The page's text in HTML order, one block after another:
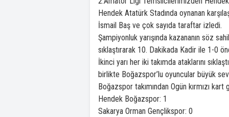
Hendek Atatürk Stadında oynanan
İsmail Baş ve çok sayıda taraftar izledi.
Şampiyonluk yarışında kazananın söz
sıklaştırarak 10. Dakikada Kadir ile 1-0
İkinci yarı her iki takımda ataklarını
birlikte Boğazspor’lu oyuncular büyük
Boğazspor takımından Ogün kırmızı kart
Hendek Boğazspor: 1
Sakarya Orman Gençlikspor: 0